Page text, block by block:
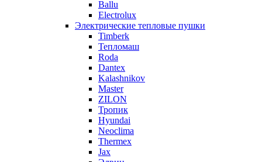
Ballu
Electrolux
Электрические тепловые пушки
Timberk
Тепломаш
Roda
Dantex
Kalashnikov
Master
ZILON
Тропик
Hyundai
Neoclima
Thermex
Jax